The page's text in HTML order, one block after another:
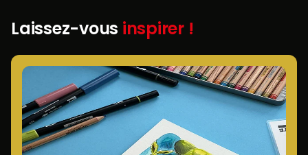
Laissez-vous inspirer !